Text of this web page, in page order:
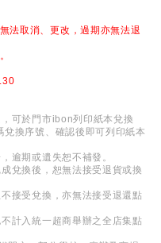
法取消、更改，過期亦無法退
可於門市ibon列印紙本兌換
換序號、確認後即可列印紙本
逾期或遺失恕不補發。
兌換後，恕無法接受退貨或換
接受兌換，亦無法接受退還點
計入統一超商舉辦之全店集點